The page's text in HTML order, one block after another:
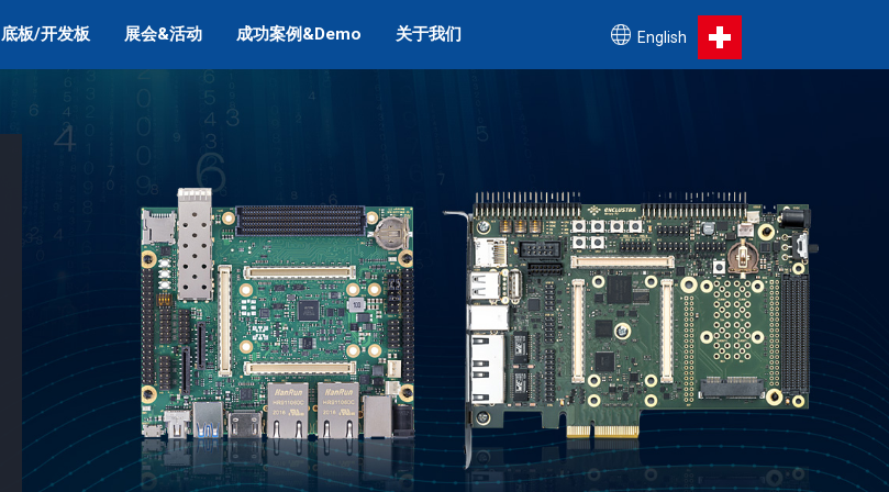
English
底板/开发板 展会&活动 成功案例&Demo 关于我们